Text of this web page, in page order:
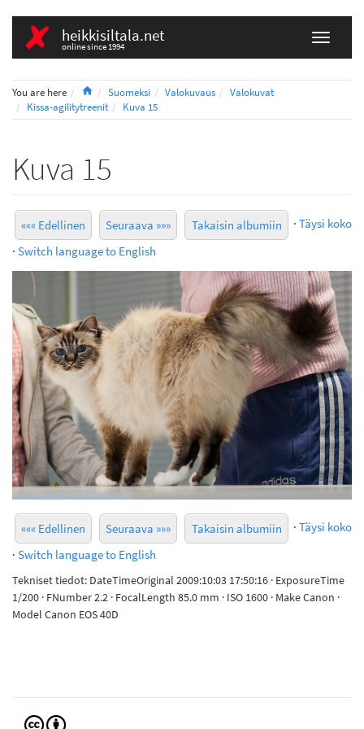
heikkisiltala.net
online since 1994
You are here HomeSuomeksi Valokuvaus
Valokuvat
Kissa-agilitytreenit
Kuva 15
Kuva 15
««« Edellinen Seuraava »»» Takaisin albumiin · Täysi koko
· Switch language to English
««« Edellinen Seuraava »»» Takaisin albumiin · Täysi koko
· Switch language to English
Tekniset tiedot: DateTimeOriginal 2009:10:03 17:50:16 · ExposureTime
1/200 · FNumber 2.2 · FocalLength 85.0 mm · ISO 1600 · Make Canon ·
Model Canon EOS 40D